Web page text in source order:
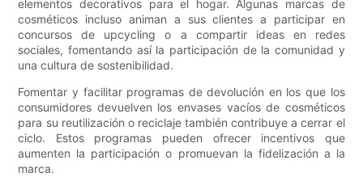
elementos decorativos para el hogar. Algunas marcas de
cosméticos incluso animan a sus clientes a participar en
concursos de upcycling o a compartir ideas en redes
sociales, fomentando así la participación de la comunidad y
una cultura de sostenibilidad.
Fomentar y facilitar programas de devolución en los que los
consumidores devuelven los envases vacíos de cosméticos
para su reutilización o reciclaje también contribuye a cerrar el
ciclo. Estos programas pueden ofrecer incentivos que
aumenten la participación o promuevan la fidelización a la
marca.